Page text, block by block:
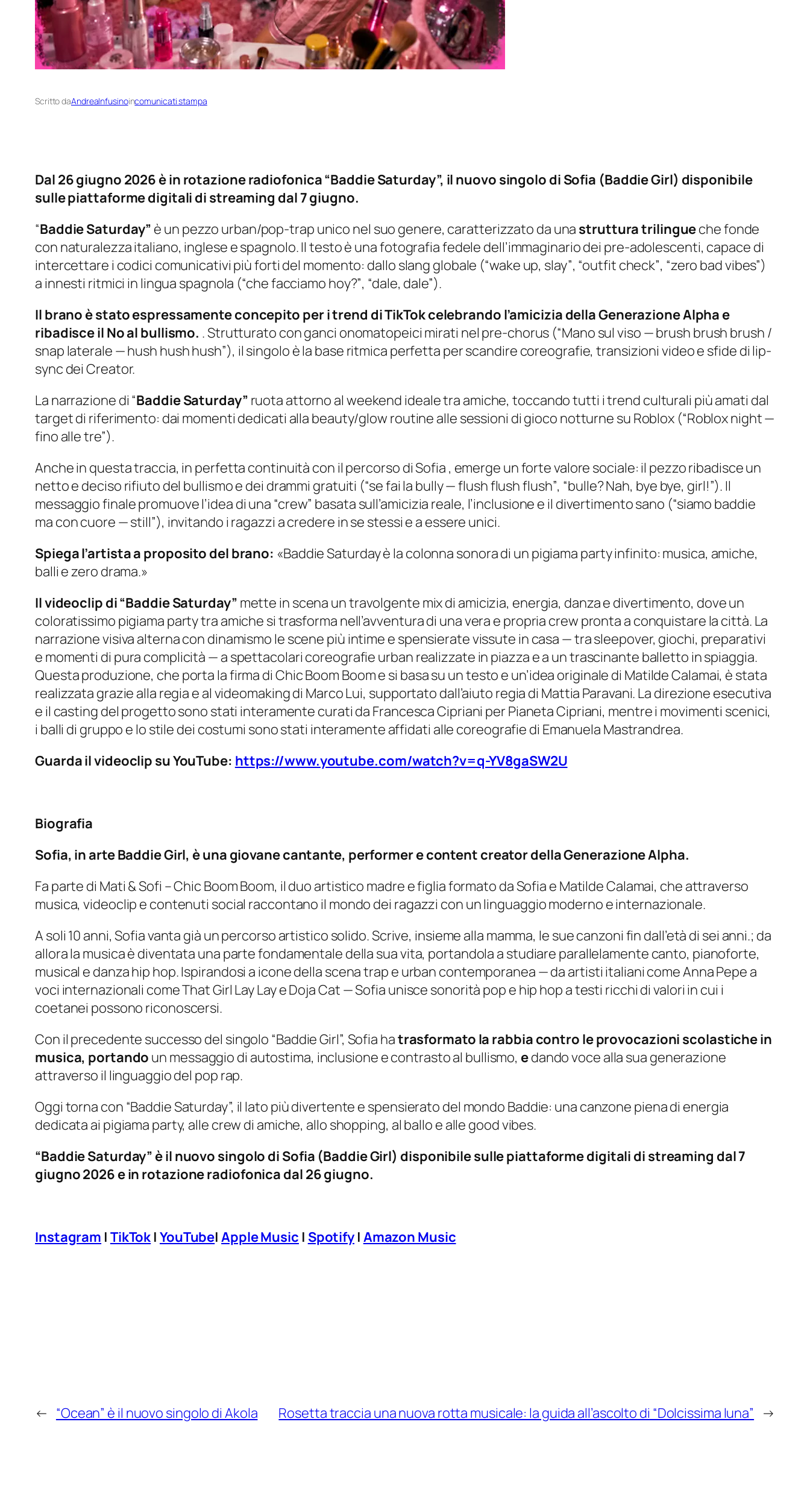
Scritto daAndreaInfusinoincomunicati stampa
Dal 26 giugno 2026 è in rotazione radiofonica “Baddie Saturday”, il nuovo singolo di Sofia (Baddie Girl) disponibile
sulle piattaforme digitali di streaming dal 7 giugno.
“Baddie Saturday” è un pezzo urban/pop-trap unico nel suo genere, caratterizzato da una struttura trilingueche fonde
con naturalezza italiano, inglese e spagnolo. Il testo è una fotografia fedele dell’immaginario dei pre-adolescenti, capace di
intercettare i codici comunicativi più forti del momento: dallo slang globale (“wake up, slay”, “outfit check”, “zero bad vibes”)
a innesti ritmici in lingua spagnola (“che facciamo hoy?”, “dale, dale”).
Il brano è stato espressamente concepito per i trend di TikTok celebrando l’amicizia della Generazione Alpha e
ribadisce il No al bullismo. . Strutturato con ganci onomatopeici mirati nel pre-chorus (“Mano sul viso — brush brush brush /
snap laterale — hush hush hush”), il singolo è la base ritmica perfetta per scandire coreografie, transizioni video e sfide di lip-
sync dei Creator.
La narrazione di “Baddie Saturday” ruota attorno al weekend ideale tra amiche, toccando tutti i trend culturali più amati dal
target di riferimento: dai momenti dedicati alla beauty/glow routine alle sessioni di gioco notturne su Roblox (“Roblox night —
fino alle tre”).
Anche in questa traccia, in perfetta continuità con il percorso di Sofia , emerge un forte valore sociale: il pezzo ribadisce un
netto e deciso rifiuto del bullismo e dei drammi gratuiti (“se fai la bully — flush flush flush”, “bulle? Nah, bye bye, girl!”). Il
messaggio finale promuove l’idea di una “crew” basata sull’amicizia reale, l’inclusione e il divertimento sano (“siamo baddie
ma con cuore — still”), invitando i ragazzi a credere in se stessi e a essere unici.
Spiega l’artista a proposito del brano: «Baddie Saturday è la colonna sonora di un pigiama party infinito: musica, amiche,
balli e zero drama.»
Il videoclip di “Baddie Saturday” mette in scena un travolgente mix di amicizia, energia, danza e divertimento, dove un
coloratissimo pigiama party tra amiche si trasforma nell’avventura di una vera e propria crew pronta a conquistare la città. La
narrazione visiva alterna con dinamismo le scene più intime e spensierate vissute in casa — tra sleepover, giochi, preparativi
e momenti di pura complicità — a spettacolari coreografie urban realizzate in piazza e a un trascinante balletto in spiaggia.
Questa produzione, che porta la firma di Chic Boom Boom e si basa su un testo e un’idea originale di Matilde Calamai, è stata
realizzata grazie alla regia e al videomaking di Marco Lui, supportato dall’aiuto regia di Mattia Paravani. La direzione esecutiva
e il casting del progetto sono stati interamente curati da Francesca Cipriani per Pianeta Cipriani, mentre i movimenti scenici,
i balli di gruppo e lo stile dei costumi sono stati interamente affidati alle coreografie di Emanuela Mastrandrea.
Guarda il videoclip su YouTube: https://www.youtube.com/watch?v=q-YV8gaSW2U
Biografia
Sofia, in arte Baddie Girl, è una giovane cantante, performer e content creator della Generazione Alpha.
Fa parte di Mati & Sofi – Chic Boom Boom, il duo artistico madre e figlia formato da Sofia e Matilde Calamai, che attraverso
musica, videoclip e contenuti social raccontano il mondo dei ragazzi con un linguaggio moderno e internazionale.
A soli 10 anni, Sofia vanta già un percorso artistico solido. Scrive, insieme alla mamma, le sue canzoni fin dall’età di sei anni.; da
allora la musica è diventata una parte fondamentale della sua vita, portandola a studiare parallelamente canto, pianoforte,
musical e danza hip hop. Ispirandosi a icone della scena trap e urban contemporanea — da artisti italiani come Anna Pepe a
voci internazionali come That Girl Lay Lay e Doja Cat — Sofia unisce sonorità pop e hip hop a testi ricchi di valori in cui i
coetanei possono riconoscersi.
Con il precedente successo del singolo “Baddie Girl”, Sofia hatrasformato la rabbia contro le provocazioni scolastiche in
musica, portando un messaggio di autostima, inclusione e contrasto al bullismo, edando voce alla sua generazione
attraverso il linguaggio del pop rap.
Oggi torna con “Baddie Saturday”, il lato più divertente e spensierato del mondo Baddie: una canzone piena di energia
dedicata ai pigiama party, alle crew di amiche, allo shopping, al ballo e alle good vibes.
“Baddie Saturday” è il nuovo singolo di Sofia (Baddie Girl) disponibile sulle piattaforme digitali di streaming dal 7
giugno 2026 e in rotazione radiofonica dal 26 giugno.
Instagram | TikTok | YouTube|Apple Music | Spotify | Amazon Music
← “Ocean” è il nuovo singolo di Akola Rosetta traccia una nuova rotta musicale: la guida all’ascolto di “Dolcissima luna” →